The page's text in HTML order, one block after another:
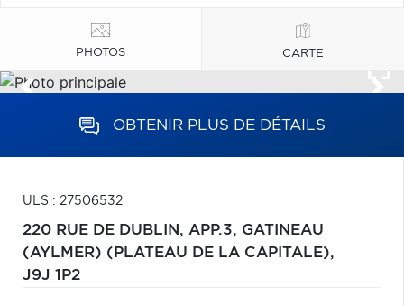
PHOTOS CARTE
OBTENIR PLUS DE DÉTAILS
ULS : 27506532
220 RUE DE DUBLIN, APP.3, GATINEAU
(AYLMER) (PLATEAU DE LA CAPITALE),
J9J 1P2